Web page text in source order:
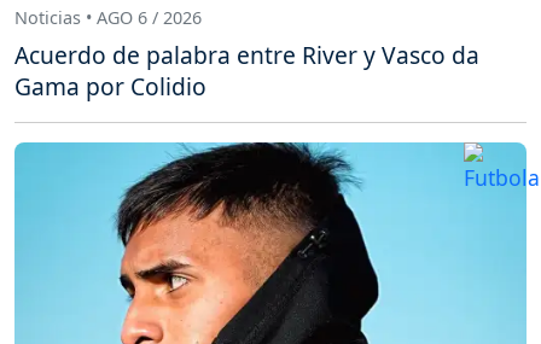
Noticias • AGO 6 / 2026
Acuerdo de palabra entre River y Vasco da
Gama por Colidio